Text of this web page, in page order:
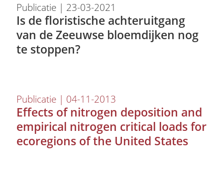
Publicatie | 23-03-2021
Is de floristische achteruitgang
van de Zeeuwse bloemdijken nog
te stoppen?
Publicatie | 04-11-2013
Effects of nitrogen deposition and
empirical nitrogen critical loads for
ecoregions of the United States